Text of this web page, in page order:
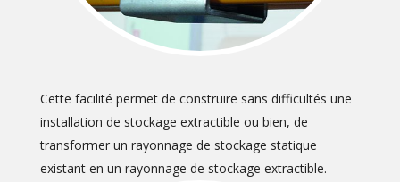
Cette facilité permet de construire sans difficultés une
installation de stockage extractible ou bien, de
transformer un rayonnage de stockage statique
existant en un rayonnage de stockage extractible.